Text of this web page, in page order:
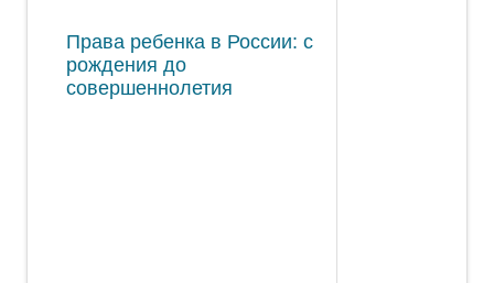
Права ребенка в России: с
рождения до
совершеннолетия